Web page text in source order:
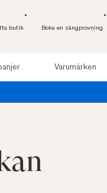
butik Boka en sängprovning
Varumärken